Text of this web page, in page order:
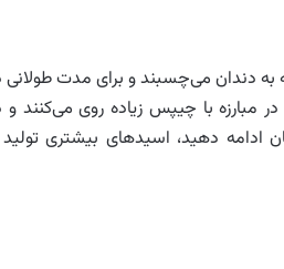
دندان می‌چسبند و برای مدت طولانی
مبارزه با چیپس زیاده روی می‌کنند و
دهید، اسیدهای بیشتری